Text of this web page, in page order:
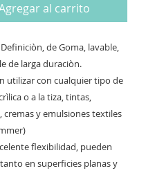
al carrito
de Goma, lavable,
de larga duraciòn.
utilizar con cualquier tipo de
o a la tiza, tintas,
cremas y emulsiones textiles
flexibilidad, pueden
en superficies planas y